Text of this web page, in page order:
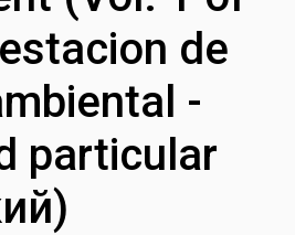
de
-
particular